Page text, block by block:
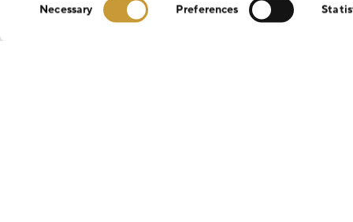
Necessary Preferences